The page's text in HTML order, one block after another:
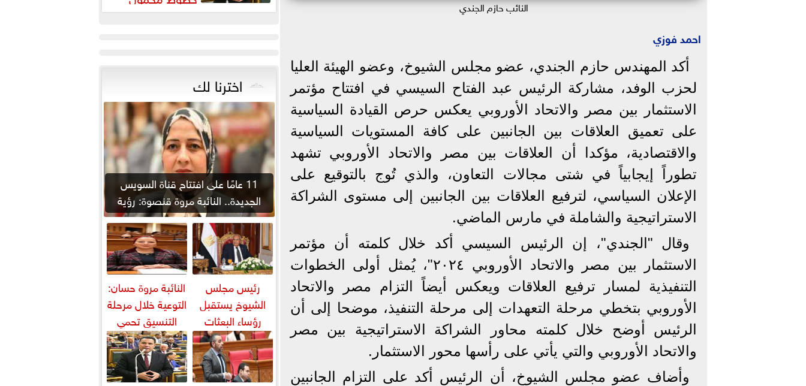
النائب حازم الجندي
احمد فوزي
أكد المهندس حازم الجندي، عضو مجلس الشيوخ، وعضو الهيئة العليا
لحزب الوفد، مشاركة الرئيس عبد الفتاح السيسي في افتتاح مؤتمر
الاستثمار بين مصر والاتحاد الأوروبي يعكس حرص القيادة السياسية
على تعميق العلاقات بين الجانبين على كافة المستويات السياسية
والاقتصادية، مؤكدا أن العلاقات بين مصر والاتحاد الأوروبي تشهد
تطوراً إيجابياً في شتى مجالات التعاون، والذي تُوج بالتوقيع على
الإعلان السياسي، لترفيع العلاقات بين الجانبين إلى مستوى الشراكة
الاستراتيجية والشاملة في مارس الماضي.
وقال "الجندي"، إن الرئيس السيسي أكد خلال كلمته أن مؤتمر
الاستثمار بين مصر والاتحاد الأوروبي ٢٠٢٤"، يُمثل أولى الخطوات
التنفيذية لمسار ترفيع العلاقات ويعكس أيضاً التزام مصر والاتحاد
الأوروبي بتخطي مرحلة التعهدات إلى مرحلة التنفيذ، موضحا إلى أن
الرئيس أوضح خلال كلمته محاور الشراكة الاستراتيجية بين مصر
والاتحاد الأوروبي والتي يأتي على رأسها محور الاستثمار.
وأضاف عضو مجلس الشيوخ، أن الرئيس أكد على التزام الجانبين
بأسماء مواطنين دون علمهم
اخترنا لك
11 عامًا على افتتاح قناة السويس
الجديدة.. النائبة مروة قنصوة: رؤية
الدولة...
رئيس مجلس
الشيوخ يستقبل
رؤساء البعثات
الدبلوماسية
المصرية بالخارج
النائبة مروة حسان:
التوعية خلال مرحلة
التنسيق تحمي
الطلاب من النصب
الأكاديمي